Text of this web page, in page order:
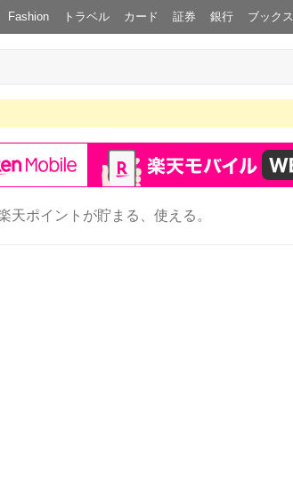
Fashion トラベル カード 証券 銀行 ブックス
天ポイントが貯まる、使える。